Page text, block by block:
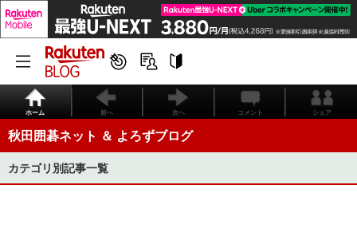
ホーム 前へ 次へ コメント シェア
秋田囲碁ネット ＆ よろずブログ
カテゴリ別記事一覧